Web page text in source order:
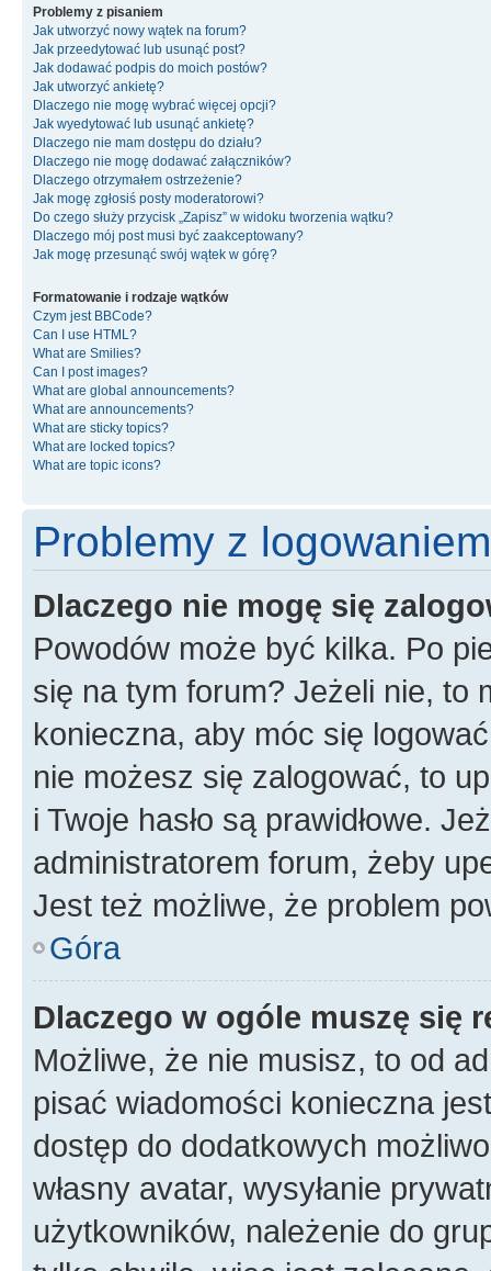
Problemy z pisaniem
Jak utworzyć nowy wątek na forum?
Jak przeedytować lub usunąć post?
Jak dodawać podpis do moich postów?
Jak utworzyć ankietę?
Dlaczego nie mogę wybrać więcej opcji?
Jak wyedytować lub usunąć ankietę?
Dlaczego nie mam dostępu do działu?
Dlaczego nie mogę dodawać załączników?
Dlaczego otrzymałem ostrzeżenie?
Jak mogę zgłosiś posty moderatorowi?
Do czego służy przycisk „Zapisz” w widoku tworzenia wątku?
Dlaczego mój post musi być zaakceptowany?
Jak mogę przesunąć swój wątek w górę?
Formatowanie i rodzaje wątków
Czym jest BBCode?
Can I use HTML?
What are Smilies?
Can I post images?
What are global announcements?
What are announcements?
What are sticky topics?
What are locked topics?
What are topic icons?
Problemy z
Dlaczego nie mogę się
Powodów może być kilka. Po
się na tym forum? Jeżeli nie, to
konieczna, aby móc się
nie możesz się zalogować, to
i Twoje hasło są prawidłowe.
administratorem forum, żeby
Jest też możliwe, że problem
Góra
Dlaczego w ogóle muszę się
Możliwe, że nie musisz, to od
pisać wiadomości konieczna
dostęp do dodatkowych
własny avatar, wysyłanie
użytkowników, należenie do